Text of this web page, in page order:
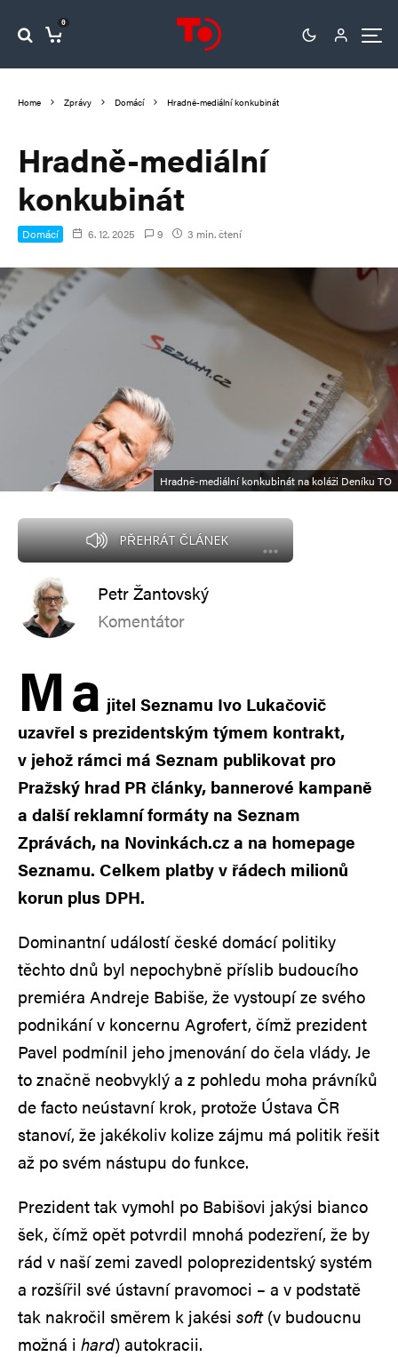
0
Home Zprávy Domácí Hradně-mediální konkubinát
Hradně-mediální
konkubinát
Domácí 6. 12. 2025 9 3 min. čtení
Hradně-mediální konkubinát na koláži Deníku TO
PŘEHRÁT ČLÁNEK
Petr Žantovský
Komentátor
Ma jitel Seznamu Ivo Lukačovič
uzavřel s prezidentským týmem kontrakt,
v jehož rámci má Seznam publikovat pro
Pražský hrad PR články, bannerové kampaně
a další reklamní formáty na Seznam
Zprávách, na Novinkách.cz a na homepage
Seznamu. Celkem platby v řádech milionů
korun plus DPH.
Dominantní událostí české domácí politiky
těchto dnů byl nepochybně příslib budoucího
premiéra Andreje Babiše, že vystoupí ze svého
podnikání v koncernu Agrofert, čímž prezident
Pavel podmínil jeho jmenování do čela vlády. Je
to značně neobvyklý a z pohledu moha právníků
de facto neústavní krok, protože Ústava ČR
stanoví, že jakékoliv kolize zájmu má politik řešit
až po svém nástupu do funkce.
Prezident tak vymohl po Babišovi jakýsi bianco
šek, čímž opět potvrdil mnohá podezření, že by
rád v naší zemi zavedl poloprezidentský systém
a rozšířil své ústavní pravomoci – a v podstatě
tak nakročil směrem k jakési soft(v budoucnu
možná i hard) autokracii.